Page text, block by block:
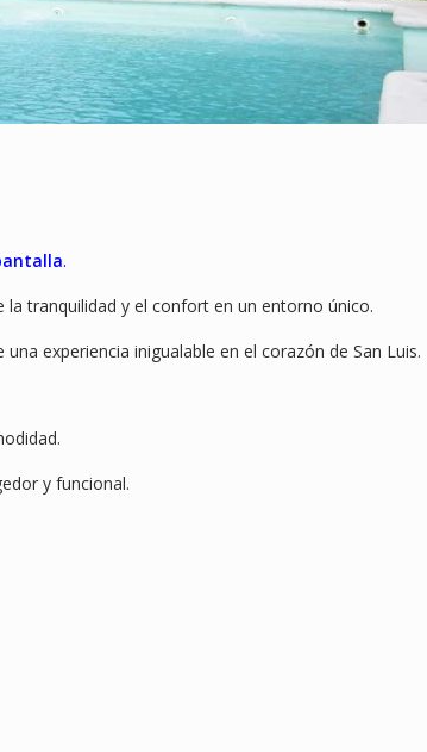
.
la tranquilidad y el confort en un entorno único.
experiencia inigualable en el corazón de San Luis.
y funcional.